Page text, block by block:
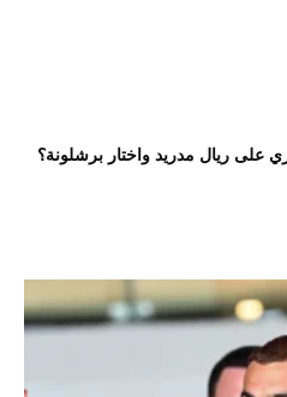
على ريال مدريد واختار برشلونة؟